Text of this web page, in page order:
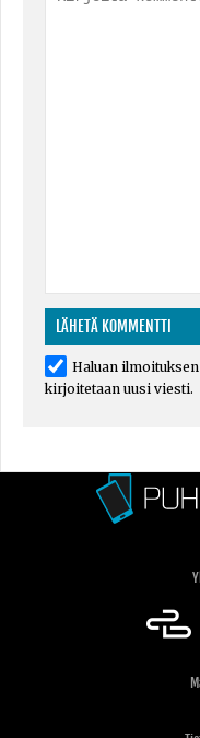
Haluan
kirjoitetaan uusi viesti.